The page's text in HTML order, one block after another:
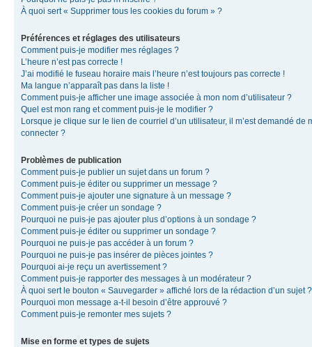
À quoi sert « Supprimer tous les cookies du forum » ?
Préférences et réglages des utilisateurs
Comment puis-je modifier mes réglages ?
L’heure n’est pas correcte !
J’ai modifié le fuseau horaire mais l’heure n’est toujours pas correcte !
Ma langue n’apparaît pas dans la liste !
Comment puis-je afficher une image associée à mon nom d’utilisateur ?
Quel est mon rang et comment puis-je le modifier ?
Lorsque je clique sur le lien de courriel d’un utilisateur, il m’est demandé de
connecter ?
Problèmes de publication
Comment puis-je publier un sujet dans un forum ?
Comment puis-je éditer ou supprimer un message ?
Comment puis-je ajouter une signature à un message ?
Comment puis-je créer un sondage ?
Pourquoi ne puis-je pas ajouter plus d’options à un sondage ?
Comment puis-je éditer ou supprimer un sondage ?
Pourquoi ne puis-je pas accéder à un forum ?
Pourquoi ne puis-je pas insérer de pièces jointes ?
Pourquoi ai-je reçu un avertissement ?
Comment puis-je rapporter des messages à un modérateur ?
À quoi sert le bouton « Sauvegarder » affiché lors de la rédaction d’un sujet ?
Pourquoi mon message a-t-il besoin d’être approuvé ?
Comment puis-je remonter mes sujets ?
Mise en forme et types de sujets